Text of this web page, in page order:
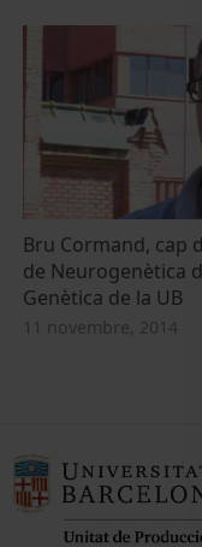
Bru Cormand, cap
de Neurogenètica
Genètica de la UB
11 novembre, 2014